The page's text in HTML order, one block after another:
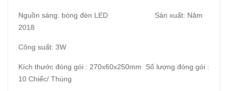
Nguồn sáng: bóng đèn LED Sản xuất: Năm
2018
Công suất: 3W
Kích thước đóng gói : 270x60x250mm Số lượng đóng gói :
10 Chiếc/ Thùng